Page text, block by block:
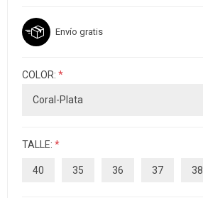
Envío gratis
COLOR: *
TALLE: *
40 35 36 37 38